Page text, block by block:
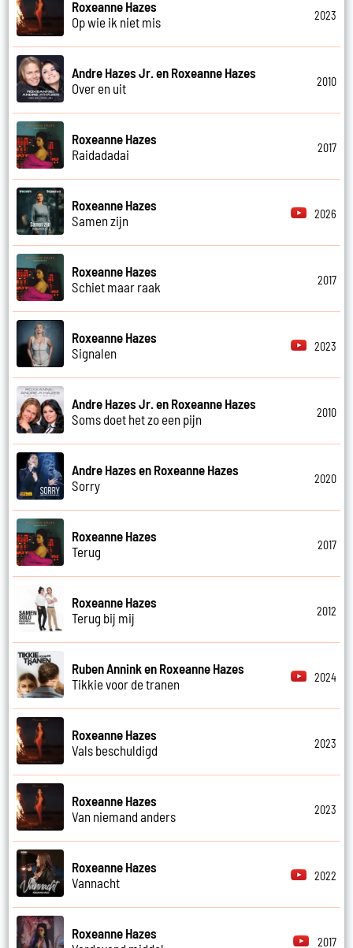
Roxeanne Hazes
Op wie ik niet mis
2023
Andre Hazes Jr. en Roxeanne Hazes
Over en uit
2010
Roxeanne Hazes
Raidadadai
2017
Roxeanne Hazes
Samen zijn
2026
Roxeanne Hazes
Schiet maar raak
2017
Roxeanne Hazes
Signalen
2023
Andre Hazes Jr. en Roxeanne Hazes
Soms doet het zo een pijn
2010
Andre Hazes en Roxeanne Hazes
Sorry
2020
Roxeanne Hazes
Terug
2017
Roxeanne Hazes
Terug bij mij
2012
Ruben Annink en Roxeanne Hazes
Tikkie voor de tranen
2024
Roxeanne Hazes
Vals beschuldigd
2023
Roxeanne Hazes
Van niemand anders
2023
Roxeanne Hazes
Vannacht
2022
Roxeanne Hazes
2017